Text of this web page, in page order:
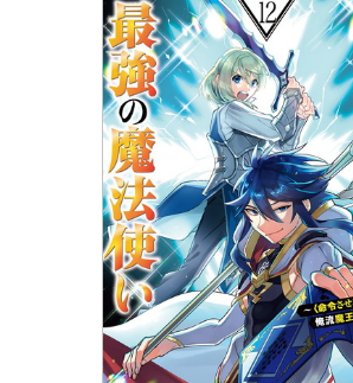
会社情報 採用情報
スクウェア・エニックス サイト内検索